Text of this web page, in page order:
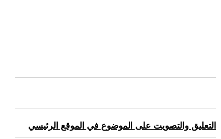
التعليق والتصويت على الموضوع في الموقع الرئيسي